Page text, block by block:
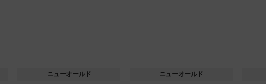
ニューオールド ニューオールド